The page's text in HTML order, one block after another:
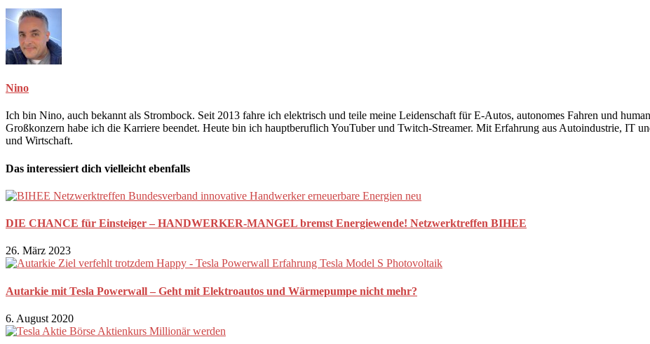
Nino
Ich bin Nino, auch bekannt als Strombock. Seit 2013 fahre ich elektrisch und teile meine Leidenschaft für E-Autos, autonomes Fahren und
Großkonzern habe ich die Karriere beendet. Heute bin ich hauptberuflich YouTuber und Twitch-Streamer. Mit Erfahrung aus Autoindustrie, IT
und Wirtschaft.
Das interessiert dich vielleicht ebenfalls
DIE CHANCE für Einsteiger – HANDWERKER-MANGEL bremst Energiewende! Netzwerktreffen BIHEE
26. März 2023
Autarkie mit Tesla Powerwall – Geht mit Elektroautos und Wärmepumpe nicht mehr?
6. August 2020